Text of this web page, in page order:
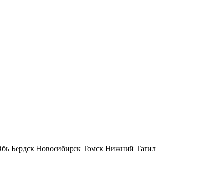
Бердск Новосибирск Томск Нижний Тагил